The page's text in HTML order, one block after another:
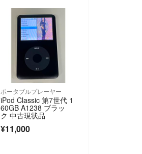
ポータブルプレーヤー
iPod Classic 第7世代 1
60GB A1238 ブラッ
ク 中古現状品
¥11,000